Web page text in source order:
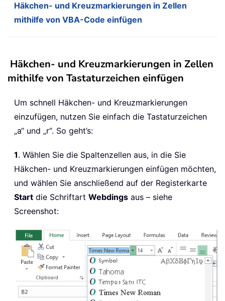
Häkchen- und Kreuzmarkierungen in Zellen
mithilfe von VBA-Code einfügen
Häkchen- und Kreuzmarkierungen in Zellen
mithilfe von Tastaturzeichen einfügen
Um schnell Häkchen- und Kreuzmarkierungen
einzufügen, nutzen Sie einfach die Tastaturzeichen
„a“ und „r“. So geht’s:
1. Wählen Sie die Spaltenzellen aus, in die Sie
Häkchen- und Kreuzmarkierungen einfügen möchten,
und wählen Sie anschließend auf der Registerkarte
Start die Schriftart Webdings aus – siehe
Screenshot: